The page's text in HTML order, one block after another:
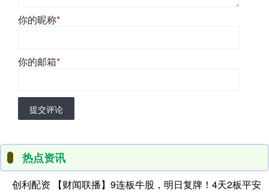
你的昵称*
你的邮箱*
提交评论
热点资讯
创利配资 【财闻联播】9连板牛股，明日复牌！4天2板平安